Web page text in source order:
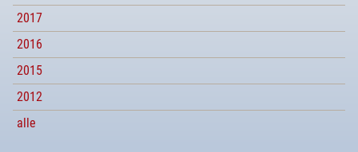
2017
2016
2015
2012
alle